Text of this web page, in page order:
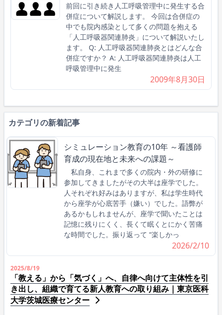
前回に引き続き人工呼吸管理中に発生する合
併症について解説します。 今回は合併症の
中でも院内感染として多くの問題を抱える
「人工呼吸器関連肺炎」について解説いたし
ます。 Q: 人工呼吸器関連肺炎とはどんな合
併症ですか？ A: 人工呼吸器関連肺炎は人工
呼吸管理中に発生
2009年8月30日
カテゴリの新着記事
シミュレーション教育の10年 ～看護師
育成の現在地と未来への課題～
私自身、これまで多くの院内・外の研修に
参加してきましたがその大半は座学でした。
人それぞれ好みはありますが、私は学生時代
から座学が心底苦手（嫌い）でした。語弊が
あるかもしれませんが、座学で聞いたことは
記憶に残りにくく、長くて眠くとにかく苦痛
な時間でした。振り返って “楽しかっ
2026/2/10
2025/8/19
「教える」から「気づく」へ、自律へ向けて主体性を引
き出し、組織で育てる新人教育への取り組み｜東京医科
大学茨城医療センター